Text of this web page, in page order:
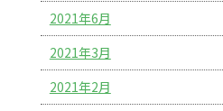
2021年6月
2021年3月
2021年2月